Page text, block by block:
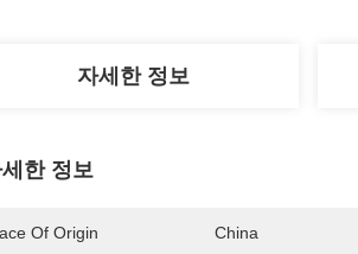
자세한 정보
한 정보
Of Origin China